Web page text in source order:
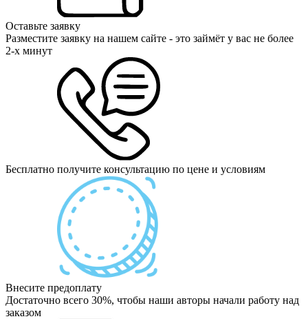
Оставьте заявку
Разместите заявку на нашем сайте - это займёт у вас не более
2-х минут
Бесплатно получите консультацию по цене и условиям
Внесите предоплату
Достаточно всего 30%, чтобы наши авторы начали работу над
заказом